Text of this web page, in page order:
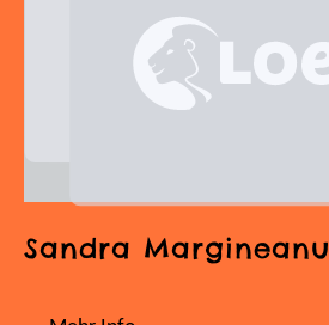
Sandra Margineanu